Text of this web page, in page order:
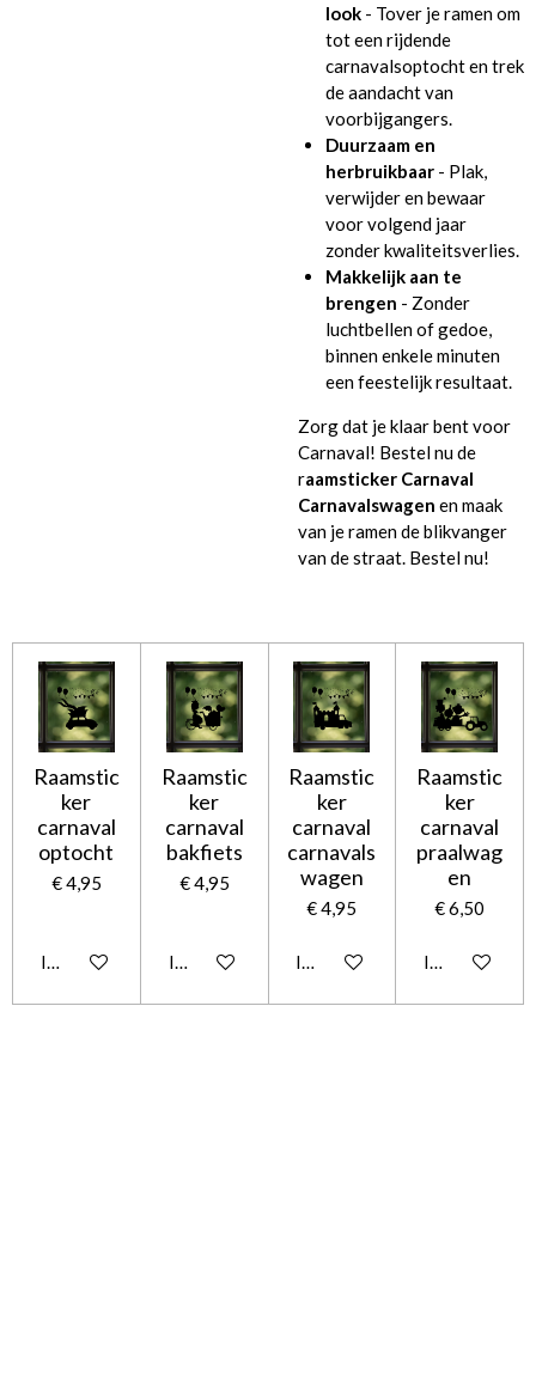
look - Tover je ramen om
tot een rijdende
carnavalsoptocht en trek
de aandacht van
voorbijgangers.
Duurzaam en
herbruikbaar- Plak,
verwijder en bewaar
voor volgend jaar
zonder kwaliteitsverlies.
Makkelijk aan te
brengen - Zonder
luchtbellen of gedoe,
binnen enkele minuten
een feestelijk resultaat.
Zorg dat je klaar bent voor
Carnaval! Bestel nu de
raamsticker Carnaval
Carnavalswagen en maak
van je ramen de blikvanger
van de straat. Bestel nu!
Raamstic
ker
carnaval
optocht
€ 4,95
In winkelwagen
Raamstic
ker
carnaval
bakfiets
€ 4,95
In winkelwagen
Raamstic
ker
carnaval
carnavals
wagen
€ 4,95
In winkelwagen
Raamstic
ker
carnaval
praalwag
en
€ 6,50
In